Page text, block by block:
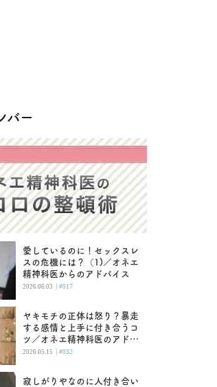
バー
愛しているのに！セックスレ
スの危機には？（1)／オネエ
精神科医からのアドバイス
2026.06.03 | #017
ヤキモチの正体は怒り？暴走
する感情と上手に付き合うコ
ツ／オネエ精神科医のアドバ
イス
2026.05.15 | #032
寂しがりやなのに人付き合い